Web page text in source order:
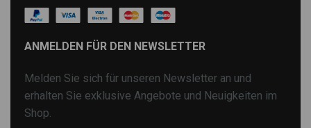
ANMELDEN FÜR DEN NEWSLETTER
Melden Sie sich für unseren Newsletter an und
erhalten Sie exklusive Angebote und Neuigkeiten im
Shop.